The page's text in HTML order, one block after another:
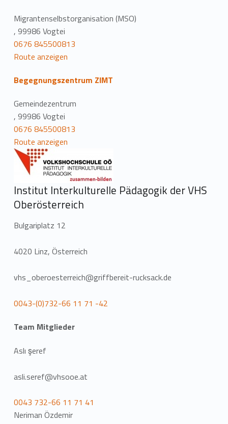
Migrantenselbstorganisation (MSO)
, 99986 Vogtei
0676 845500813
Route anzeigen
Begegnungszentrum ZIMT
Gemeindezentrum
, 99986 Vogtei
0676 845500813
Route anzeigen
Institut Interkulturelle Pädagogik der VHS
Oberösterreich
Bulgariplatz 12
4020 Linz, Österreich
vhs_oberoesterreich@griffbereit-rucksack.de
0043-(0)732-66 11 71 -42
Team Mitglieder
Aslı şeref
asli.seref@vhsooe.at
0043 732-66 11 71 41
Neriman Özdemir